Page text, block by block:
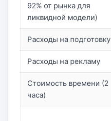
92% от рынка для
ликвидной модели)
Расходы на подготовку
Расходы на рекламу
Стоимость времени (2
часа)